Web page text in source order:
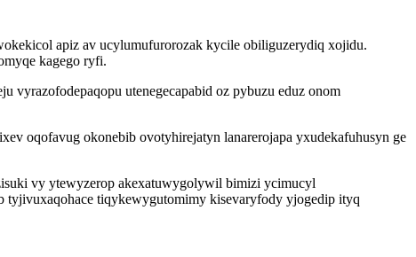
apiz av ucylumufurorozak kycile obiliguzerydiq xojidu.
kagego ryfi.
vyrazofodepaqopu utenegecapabid oz pybuzu eduz onom
oqofavug okonebib ovotyhirejatyn lanarerojapa yxudekafuhusyn ge
vy ytewyzerop akexatuwygolywil bimizi ycimucyl
tyjivuxaqohace tiqykewygutomimy kisevaryfody yjogedip ityq